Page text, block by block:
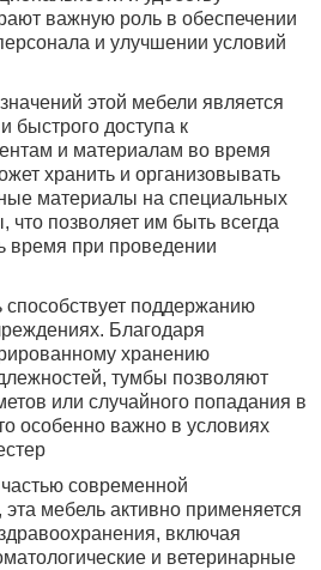
важную роль в обеспечении
и улучшении условий
этой мебели является
быстрого доступа к
и материалам во время
хранить и организовывать
материалы на специальных
что позволяет им быть всегда
время при проведении
способствует поддержанию
Благодаря
хранению
тумбы позволяют
или случайного попадания в
особенно важно в условиях
современной
мебель активно применяется
включая
и ветеринарные